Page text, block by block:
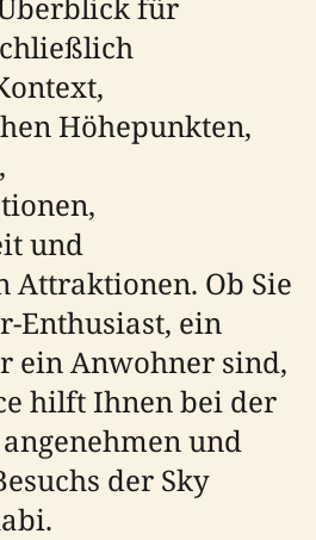
Höhepunkten,
und
Attraktionen. Ob Sie
Enthusiast, ein
ein Anwohner sind,
hilft Ihnen bei der
und
der Sky